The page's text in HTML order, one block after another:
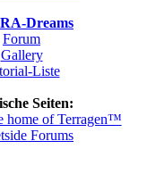
Dreams
Forum
Gallery
Liste
Seiten:
home of Terragen™
Forums